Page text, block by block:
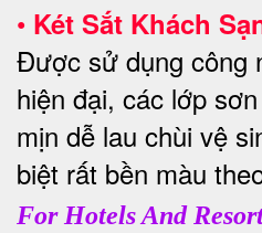
• Két Sắt Khách
Được sử dụng công
hiện đại, các lớp
mịn dễ lau chùi vệ
biệt rất bền màu
For Hotels And